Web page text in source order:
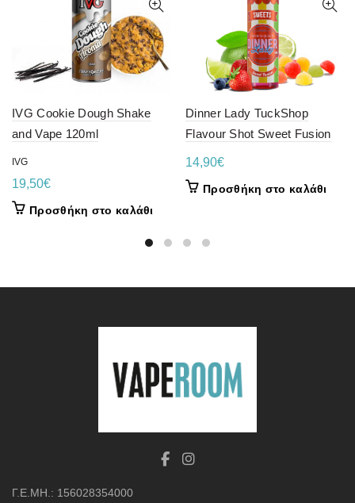
IVG Cookie Dough Shake
and Vape 120ml
IVG
19,50€
Προσθήκη στο καλάθι
Dinner Lady TuckShop
Flavour Shot Sweet Fusion
14,90€
Προσθήκη στο καλάθι
Γ.Ε.ΜΗ.: 156028354000